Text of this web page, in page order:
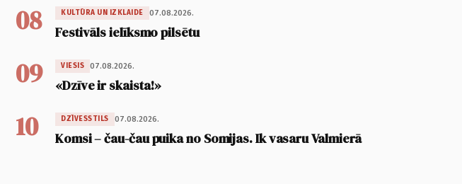
08 KULTŪRA UN IZKLAIDE 07.08.2026.
Festivāls ielīksmo pilsētu
09 VIESIS 07.08.2026.
«Dzīve ir skaista!»
10 DZĪVESSTILS 07.08.2026.
Komsi – čau-čau puika no Somijas. Ik vasaru Valmierā